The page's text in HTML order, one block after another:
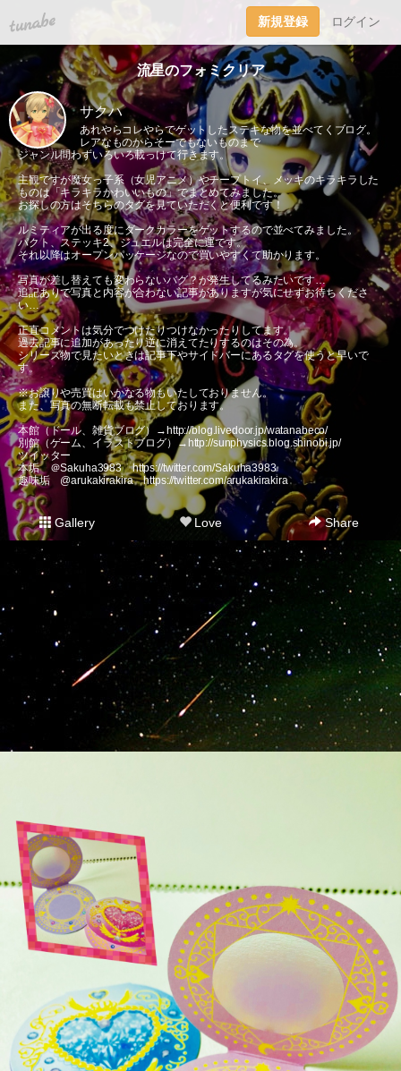
tuna.be 新規登録 ログイン
流星のフォミクリア
サクハ
あれやらコレやらでゲットしたステキな物を並べてくブログ。
レアなものからそーでもないものまで
ジャンル問わずいろいろ載っけて行きます。
主観ですが魔女っ子系（女児アニメ）やチープトイ、メッキのキラキラした
ものは「キラキラかわいいもの」でまとめてみました。
お探しの方はそちらのタグを見ていただくと便利です！
ルミティアが出る度にダークカラーをゲットするので並べてみました。
パクト、ステッキ2、ジュエルは完全に運です。
それ以降はオープンパッケージなので買いやすくて助かります。
写真が差し替えても変わらないバグ？が発生してるみたいです…
追記ありで写真と内容が合わない記事がありますが気にせずお待ちくださ
い…
正直コメントは気分でつけたりつけなかったりしてます。
過去記事に追加があったり逆に消えてたりするのはその為。
シリーズ物で見たいときは記事下やサイドバーにあるタグを使うと早いで
す。
※お譲りや売買はいかなる物もいたしておりません。
また、写真の無断転載も禁止しております。
本館（ドール、雑貨ブログ）→ http://blog.livedoor.jp/watanabeco/
別館（ゲーム、イラストブログ）→ http://sunphysics.blog.shinobi.jp/
ツイッター
本垢 ＠Sakuha3983https://twitter.com/Sakuha3983
趣味垢 @arukakirakirahttps://twitter.com/arukakirakira
Gallery Love Share